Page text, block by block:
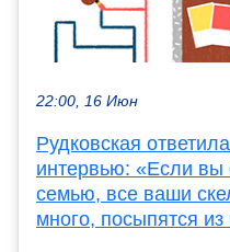
22:00, 16 Июн
Рудковская
интервью: «Если
семью, все ваши
много, посыпятся